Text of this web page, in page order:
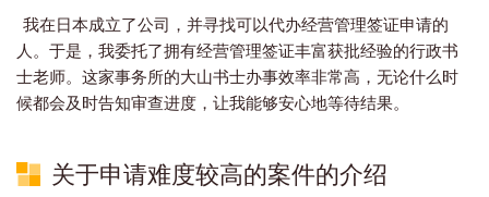
我在日本成立了公司，并寻找可以代办经营管理签证申请的
人。于是，我委托了拥有经营管理签证丰富获批经验的行政书
士老师。这家事务所的大山书士办事效率非常高，无论什么时
候都会及时告知审查进度，让我能够安心地等待结果。
关于申请难度较高的案件的介绍